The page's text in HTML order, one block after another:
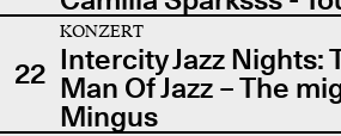
22
KONZERT
Intercity Jazz Nights:
Man Of Jazz – The
Mingus